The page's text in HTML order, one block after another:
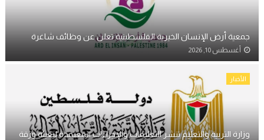
جمعية أرض الإنسان الخيرية الفلسطينية تعلن عن وظائف شاغرة
أغسطس 10, 2026
الأخبار
وزارة التربية والتعليم تنشر التعليمات والإجراءات المعتمدة لتعبئة ورقة